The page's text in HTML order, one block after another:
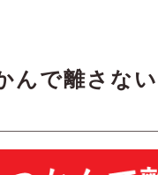
んで離さな